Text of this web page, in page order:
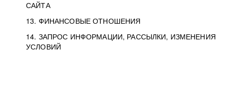
САЙТА
13. ФИНАНСОВЫЕ ОТНОШЕНИЯ
14. ЗАПРОС ИНФОРМАЦИИ, РАССЫЛКИ, ИЗМЕНЕНИЯ
УСЛОВИЙ